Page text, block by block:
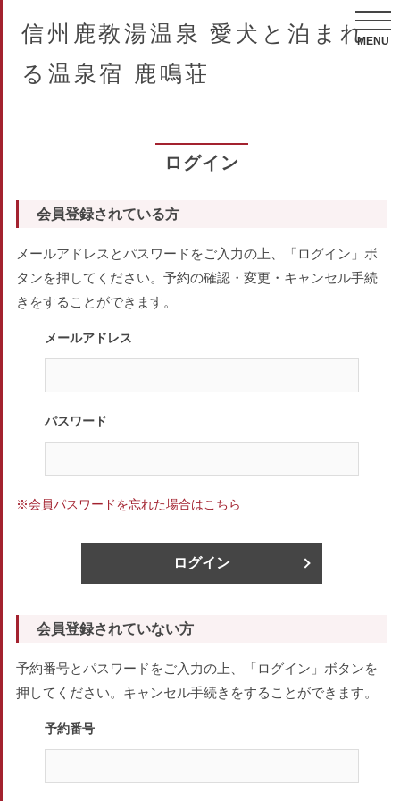
信州鹿教湯温泉 愛犬と泊まれ
る温泉宿 鹿鳴荘
MENU
ログイン
会員登録されている方
メールアドレスとパスワードをご入力の上、「ログイン」ボ
タンを押してください。予約の確認・変更・キャンセル手続
きをすることができます。
メールアドレス
パスワード
※会員パスワードを忘れた場合はこちら
ログイン
会員登録されていない方
予約番号とパスワードをご入力の上、「ログイン」ボタンを
押してください。キャンセル手続きをすることができます。
予約番号